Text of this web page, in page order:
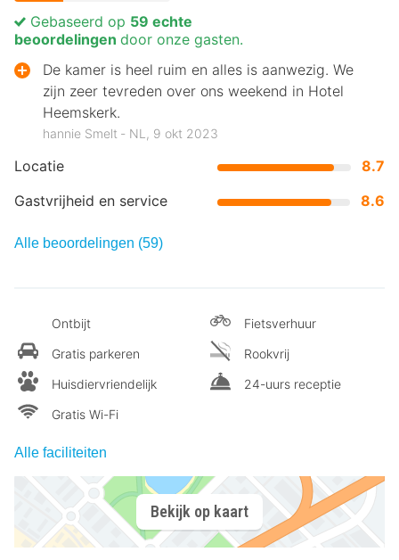
Locatie
8.7
Gastvrijheid en service
8.6
Gebaseerd op 59 echte
beoordelingen door onze gasten.
De kamer is heel ruim en alles is aanwezig. We
zijn zeer tevreden over ons weekend in Hotel
Heemskerk.
hannie Smelt ‐ NL, 9 okt 2023
Alle beoordelingen (59)
Ontbijt
Gratis parkeren
Huisdiervriendelijk
Gratis Wi-Fi
Fietsverhuur
Rookvrij
24-uurs receptie
Alle faciliteiten
Bekijk op kaart